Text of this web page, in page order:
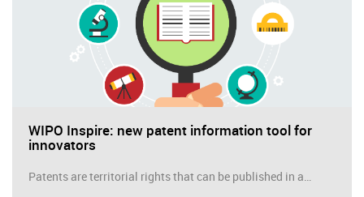
WIPO Inspire: new patent information tool for
innovators
Patents are territorial rights that can be published in a…